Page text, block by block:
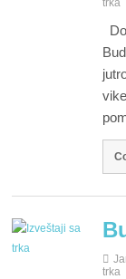
trka
trka